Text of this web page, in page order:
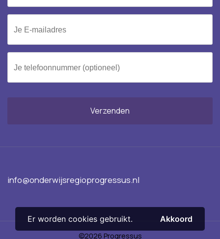
Er worden cookies gebruikt. Akkoord
back
by
fax
Je E-mailadres
Je telefoonnummer (optioneel)
info@onderwijsregioprogressus.nl
©2026 Progressus